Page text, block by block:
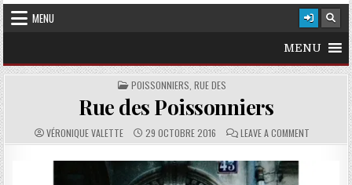
MENU
MENU
POSTED IN
POISSONNIERS, RUE DES
Rue des Poissonniers
AUTHOR:
VÉRONIQUE VALETTE PUBLISHED DATE:
29 OCTOBRE 2016 COMMENTS:
LEAVE A COMMENT ON RUE